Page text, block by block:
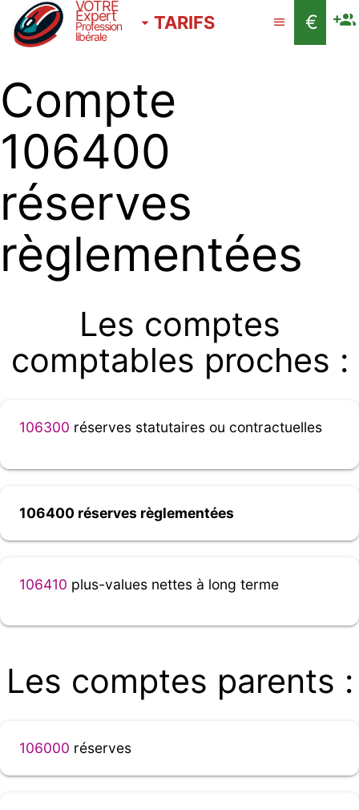
VOTRE
Expert
Profession
libérale
TARIFS €
Compte
106400
réserves
règlementées
Les comptes
comptables proches :
106300 réserves statutaires ou contractuelles
106400 réserves règlementées
106410 plus-values nettes à long terme
Les comptes parents :
106000 réserves